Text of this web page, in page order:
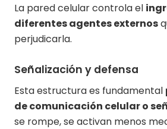
La pared celular controla el
diferentes agentes externos
perjudicarla.
Señalización y defensa
Esta estructura es fundamental
de comunicación celular o
se rompe, se activan menos